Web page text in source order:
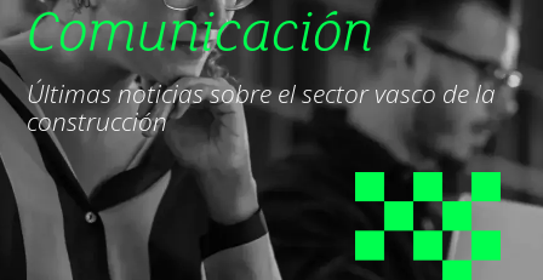
Comunicación
Últimas noticias sobre el sector vasco de la
construcción